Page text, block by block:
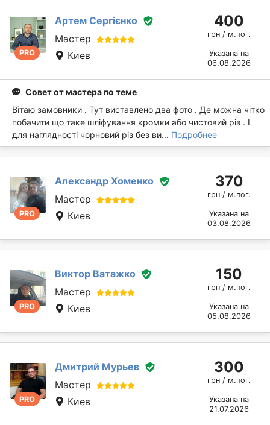
PRO
Артем Сергієнко
Мастер
Киев
400
грн / м.пог.
Указана на
06.08.2026
Совет от мастера по теме
Вітаю замовники . Тут виставлено два фото . Де можна чітко
побачити що таке шліфування кромки або чистовий різ . І
для наглядності чорновий різ без ви... Подробнее
PRO
Александр Хоменко
Мастер
Киев
370
грн / м.пог.
Указана на
03.08.2026
PRO
Виктор Ватажко
Мастер
Киев
150
грн / м.пог.
Указана на
05.08.2026
PRO
Дмитрий Мурьев
Мастер
Киев
300
грн / м.пог.
Указана на
21.07.2026